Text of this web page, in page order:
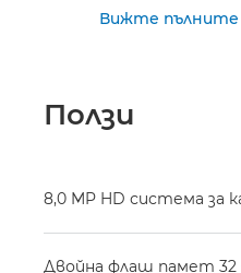
Вижте пълните
Ползи
8,0 MP HD система за
Двойна флаш памет 32